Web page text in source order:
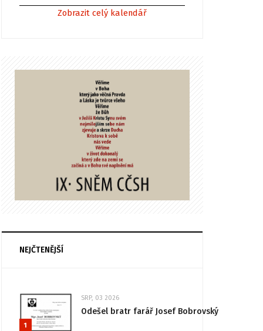
Zobrazit celý kalendář
NEJČTENĚJŠÍ
1
SRP, 03 2026
Odešel bratr farář Josef Bobrovský